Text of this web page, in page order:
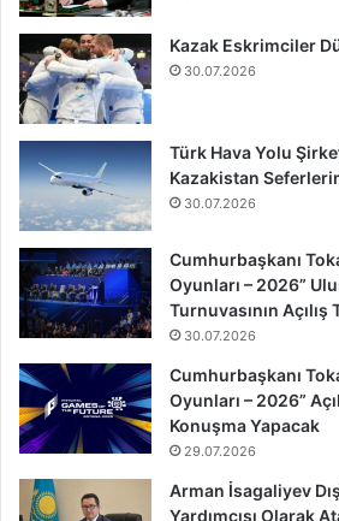
Kazak Eskrimciler
30.07.2026
Türk Hava Yolu
Kazakistan
30.07.2026
Cumhurbaşkanı
Oyunları – 2026”
Turnuvasının Açılış
30.07.2026
Cumhurbaşkanı
Oyunları – 2026”
Konuşma Yapacak
29.07.2026
Arman İsagaliyev
Yardımcısı Olarak